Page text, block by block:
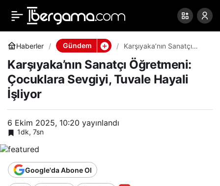
Haberler Gündem
Karşıyaka’nın Sanatçı
Sevgiyi, Tuvale Hayali
İşliyor
Karşıyaka’nın Sanatçı Öğretmeni:
Çocuklara Sevgiyi, Tuvale Hayali
İşliyor
6 Ekim 2025, 10:20 yayınlandı
1dk, 7sn
Google'da Abone Ol
Karşıyaka’nın Sanatçı
Öğretmeni: Çocuklara
Sevgiyi, Tuvale Hayali
İşliyor
0 Paylaş